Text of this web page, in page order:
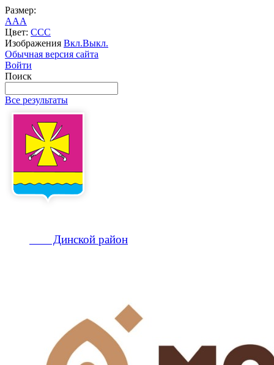
Размер:
AAA
Цвет: CCC
Изображения Вкл.Выкл.
Обычная версия сайта
Войти
Поиск
Все результаты
Динской район